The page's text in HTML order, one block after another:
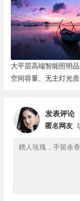
大平层高端智能照明品
空间容量、无主灯光
制、长期售后四个维
发表评论
匿名网友